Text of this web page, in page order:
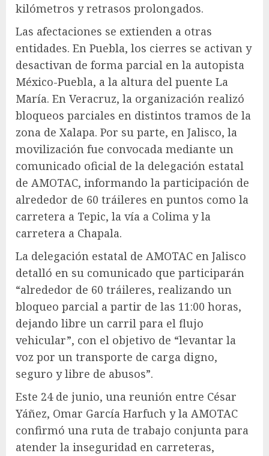
kilómetros y retrasos prolongados.
Las afectaciones se extienden a otras
entidades. En Puebla, los cierres se activan y
desactivan de forma parcial en la autopista
México-Puebla, a la altura del puente La
María. En Veracruz, la organización realizó
bloqueos parciales en distintos tramos de la
zona de Xalapa. Por su parte, en Jalisco, la
movilización fue convocada mediante un
comunicado oficial de la delegación estatal
de AMOTAC, informando la participación de
alrededor de 60 tráileres en puntos como la
carretera a Tepic, la vía a Colima y la
carretera a Chapala.
La delegación estatal de AMOTAC en Jalisco
detalló en su comunicado que participarán
“alrededor de 60 tráileres, realizando un
bloqueo parcial a partir de las 11:00 horas,
dejando libre un carril para el flujo
vehicular”, con el objetivo de “levantar la
voz por un transporte de carga digno,
seguro y libre de abusos”.
Este 24 de junio, una reunión entre César
Yáñez, Omar García Harfuch y la AMOTAC
confirmó una ruta de trabajo conjunta para
atender la inseguridad en carreteras,